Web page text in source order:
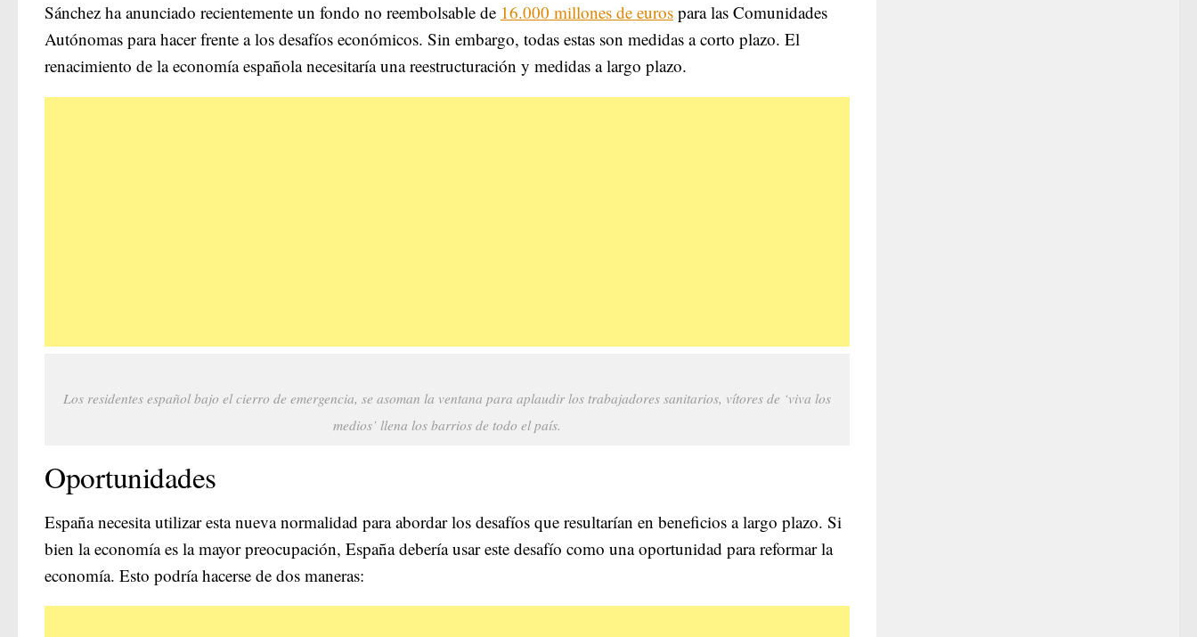
Sánchez ha anunciado recientemente un fondo no reembolsable de 16.000 millones de euros para las Comunidades
Autónomas para hacer frente a los desafíos económicos. Sin embargo, todas estas son medidas a corto plazo. El
renacimiento de la economía española necesitaría una reestructuración y medidas a largo plazo.
Los residentes español bajo el cierro de emergencia, se asoman la ventana para aplaudir los trabajadores sanitarios, vítores de ‘viva los
medios’ llena los barrios de todo el país.
Oportunidades
España necesita utilizar esta nueva normalidad para abordar los desafíos que resultarían en beneficios a largo plazo. Si
bien la economía es la mayor preocupación, España debería usar este desafío como una oportunidad para reformar la
economía. Esto podría hacerse de dos maneras: